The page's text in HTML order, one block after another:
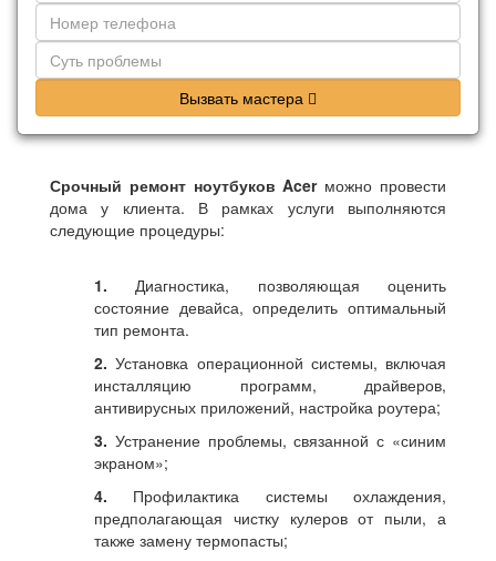
Вызвать мастера
Срочный ремонт ноутбуков Acerможно провести
дома у клиента. В рамках услуги выполняются
следующие процедуры:
1. Диагностика, позволяющая оценить
состояние девайса, определить оптимальный
тип ремонта.
2. Установка операционной системы, включая
инсталляцию программ, драйверов,
антивирусных приложений, настройка роутера;
3. Устранение проблемы, связанной с «синим
экраном»;
4. Профилактика системы охлаждения,
предполагающая чистку кулеров от пыли, а
также замену термопасты;